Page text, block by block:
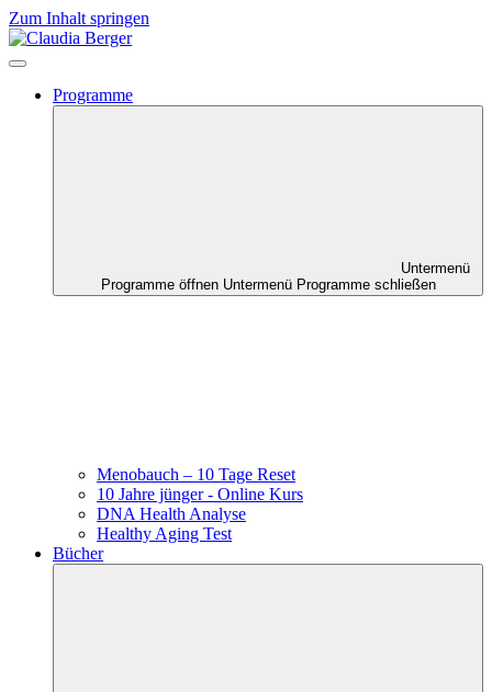
Zum Inhalt springen
Programme
Untermenü
Programme öffnen Untermenü Programme schließen
Menobauch – 10 Tage Reset
10 Jahre jünger - Online Kurs
DNA Health Analyse
Healthy Aging Test
Bücher